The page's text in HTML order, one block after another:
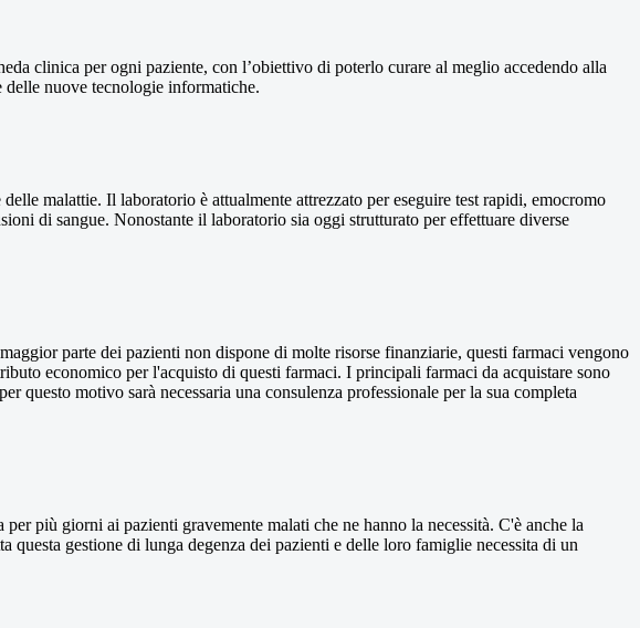
clinica per ogni paziente, con l’obiettivo di poterlo curare al meglio accedendo alla
delle nuove tecnologie informatiche.
malattie. Il laboratorio è attualmente attrezzato per eseguire test rapidi, emocromo
di sangue. Nonostante il laboratorio sia oggi strutturato per effettuare diverse
parte dei pazienti non dispone di molte risorse finanziarie, questi farmaci vengono
economico per l'acquisto di questi farmaci. I principali farmaci da acquistare sono
motivo sarà necessaria una consulenza professionale per la sua completa
più giorni ai pazienti gravemente malati che ne hanno la necessità. C'è anche la
gestione di lunga degenza dei pazienti e delle loro famiglie necessita di un